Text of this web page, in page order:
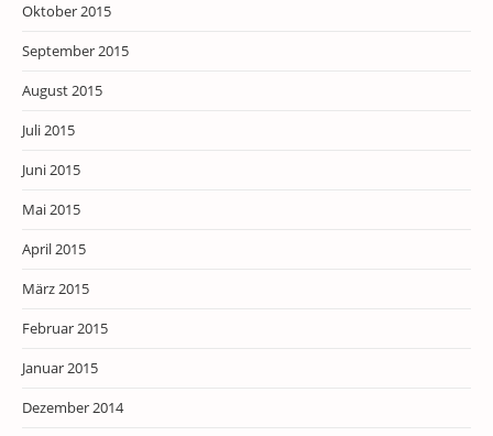
Oktober 2015
September 2015
August 2015
Juli 2015
Juni 2015
Mai 2015
April 2015
März 2015
Februar 2015
Januar 2015
Dezember 2014